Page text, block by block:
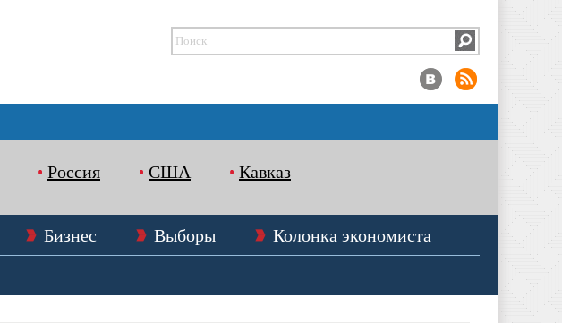
Россия США Кавказ
Бизнес Выборы
Колонка экономиста